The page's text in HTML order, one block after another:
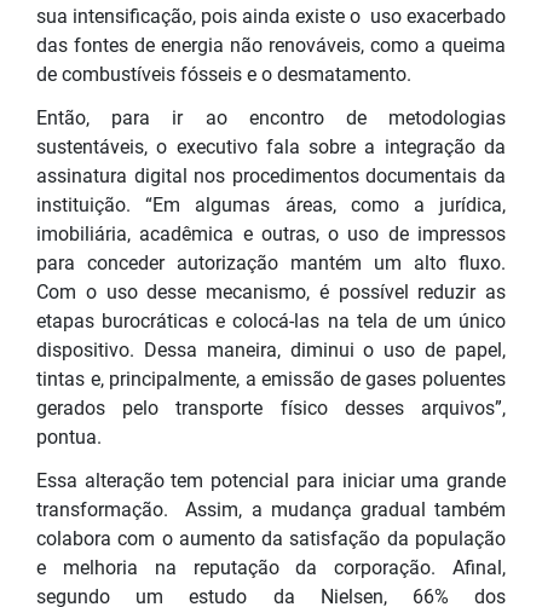
sua intensificação, pois ainda existe o uso exacerbado
das fontes de energia não renováveis, como a queima
de combustíveis fósseis e o desmatamento.
Então, para ir ao encontro de metodologias
sustentáveis, o executivo fala sobre a integração da
assinatura digital nos procedimentos documentais da
instituição. “Em algumas áreas, como a jurídica,
imobiliária, acadêmica e outras, o uso de impressos
para conceder autorização mantém um alto fluxo.
Com o uso desse mecanismo, é possível reduzir as
etapas burocráticas e colocá-las na tela de um único
dispositivo. Dessa maneira, diminui o uso de papel,
tintas e, principalmente, a emissão de gases poluentes
gerados pelo transporte físico desses arquivos”,
pontua.
Essa alteração tem potencial para iniciar uma grande
transformação. Assim, a mudança gradual também
colabora com o aumento da satisfação da população
e melhoria na reputação da corporação. Afinal,
segundo um estudo da Nielsen, 66% dos